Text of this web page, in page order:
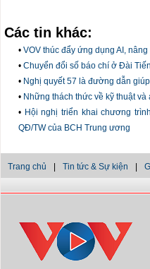
Các tin khác:
• VOV thúc đẩy ứng dụng AI,
• Chuyển đổi số báo chí ở Đài
• Nghị quyết 57 là đường dẫn
• Những thách thức về kỹ thuật
• Hội nghị triển khai chương
QĐ/TW của BCH Trung ương
Trang chủ | Tin tức & Sự kiện |